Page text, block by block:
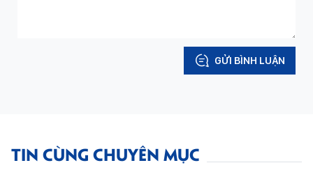
GỬI BÌNH LUẬN
TIN CÙNG CHUYÊN MỤC